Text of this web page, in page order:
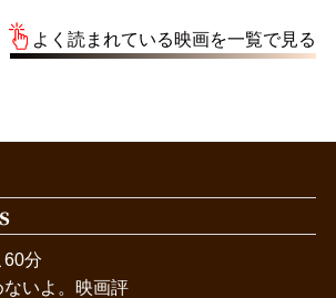
よく読まれている映画を一覧で見る
60分
いよ。映画評